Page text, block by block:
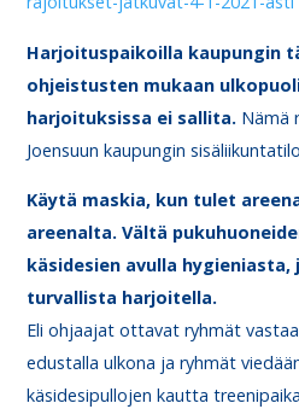
Harjoituspaikoilla kaupungin
ohjeistusten mukaan
harjoituksissa ei sallita. Nämä
Joensuun kaupungin
Käytä maskia, kun tulet
areenalta. Vältä
käsidesien avulla
turvallista harjoitella.
Eli ohjaajat ottavat ryhmät
edustalla ulkona ja ryhmät
käsidesipullojen kautta